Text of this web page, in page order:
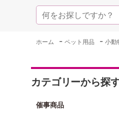
ホーム -ペット用品 -小動
カテゴリーから探
催事商品